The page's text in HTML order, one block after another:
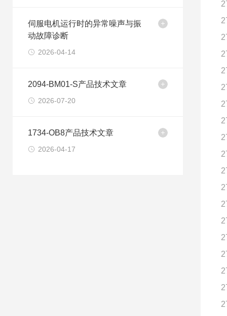
伺服电机运行时的异常噪声与振
动故障诊断
2026-04-14
2094-BM01-S产品技术文章
2026-07-20
1734-OB8产品技术文章
2026-04-17